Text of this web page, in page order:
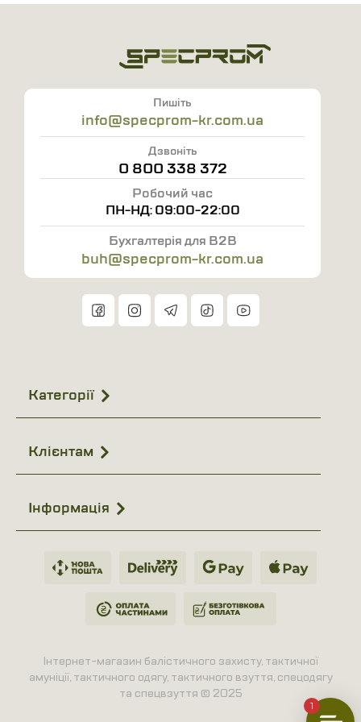
EN ISO 20345:2009
EN ISO 20346:2009
Відмітні характеристики:
Температура експлуатації від -15°C до +90°C
Тип: Черевики зварювальні
Виробник: ТОВ "Вишнєвська Взуттєва Фабрика"
Країна виробник: Україна
Колір: Чорний
Пишіть
info@specprom-kr.com.ua
Дзвоніть
0 800 338 372
Робочий час
ПН-НД: 09:00-22:00
Бухгалтерія для B2B
buh@specprom-kr.com.ua
Категорії
Клієнтам
Інформація
Інтернет-магазин балістичного захисту, тактичної
амуніції, тактичного одягу, тактичного взуття, спецодягу
та спецвзуття © 2025
1